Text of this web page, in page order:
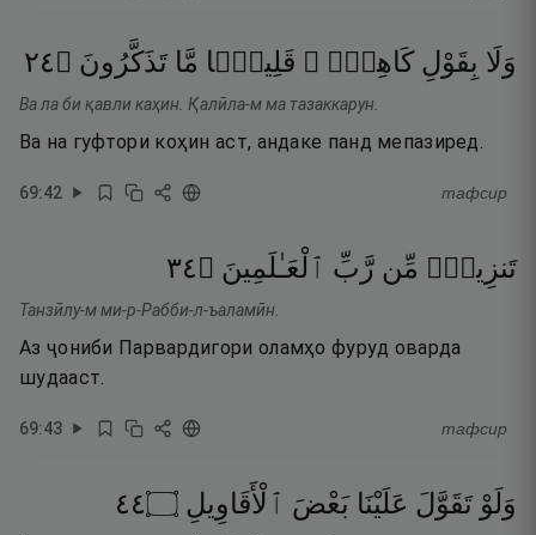
وَلَا بِقَوْلِ كَاهِنٍۢ ۚ قَلِيلًۭا مَّا تَذَكَّرُونَ ۝٤٢
Ва ла би қавли каҳин. Қалӣла-м ма тазаккарун.
Ва на гуфтори коҳин аст, андаке панд мепазиред.
69:42 тафсир
تَنزِيلٌۭ مِّن رَّبِّ ٱلْعَـٰلَمِينَ ۝٤٣
Танзӣлу-м ми-р-Рабби-л-ъаламӣн.
Аз ҷониби Парвардигори оламҳо фуруд оварда
шудааст.
69:43 тафсир
وَلَوْ تَقَوَّلَ عَلَيْنَا بَعْضَ ٱلْأَقَاوِيلِ ۝٤٤